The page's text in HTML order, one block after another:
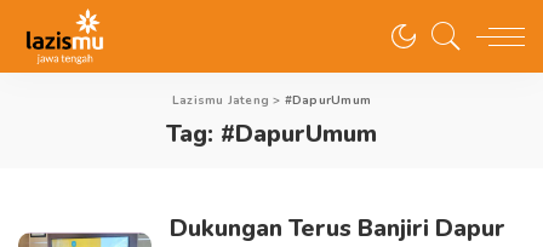
Lazismu Jateng > #DapurUmum
Tag: #DapurUmum
Dukungan Terus Banjiri Dapur